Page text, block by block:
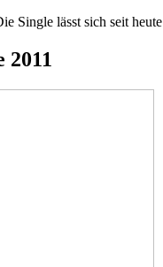
Single lässt sich seit heute
2011